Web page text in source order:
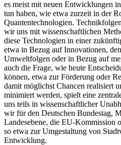
es meist mit neuen Entwicklungen
tun haben, wie etwa zurzeit in der
Quantentechnologien.
wir uns mit wissenschaftlichen
diese Technologien in einer
etwa in Bezug auf Innovationen,
Umweltfolgen oder in Bezug auf
auch die Frage, wie heute
können, etwa zur Förderung oder
damit möglichst Chancen realisiert
minimiert werden, spielt eine
uns teils in wissenschaftlicher
wir für den Deutschen Bundestag,
Landesebene, die EU-Kommission
so etwa zur Umgestaltung von
Entwicklung.